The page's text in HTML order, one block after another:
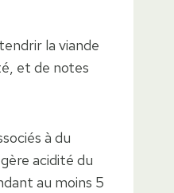
la viande
et de notes
à du
acidité du
au moins 5